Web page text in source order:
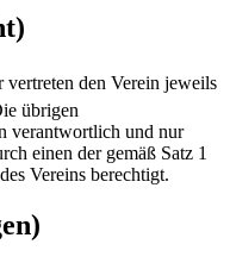
vertreten den Verein jeweils
übrigen
verantwortlich und nur
einen der gemäß Satz 1
Vereins berechtigt.